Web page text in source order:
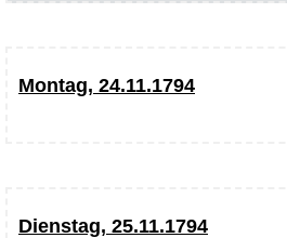
Montag, 24.11.1794
Dienstag, 25.11.1794